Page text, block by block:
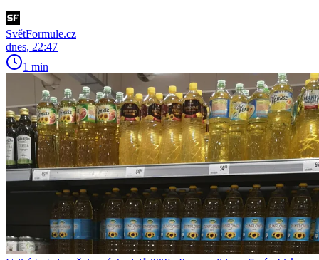
SvětFormule.cz
dnes, 22:47
1 min